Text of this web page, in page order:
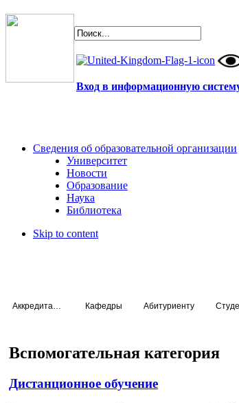
Вход в информационную
Сведения об образовательной организации
Университет
Новости
Образование
Наука
Библиотека
Skip to content
Кафедры Абитуриенту
Вспомогательная категория
Дистанционное обучение